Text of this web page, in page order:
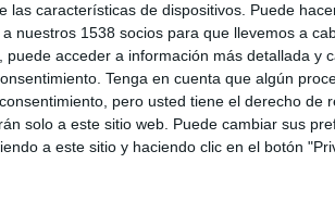
las características de dispositivos. Puede
nuestros 1538 socios para que llevemos a
acceder a información más detallada y
Tenga en cuenta que algún
pero usted tiene el derecho de
solo a este sitio web. Puede cambiar sus
a este sitio y haciendo clic en el botón
el reciente cambio de marca,
competitivo de productos y una
20 años en entidades
y liderando procesos de
e inversiones, eficiencia y
financieras de referencia como